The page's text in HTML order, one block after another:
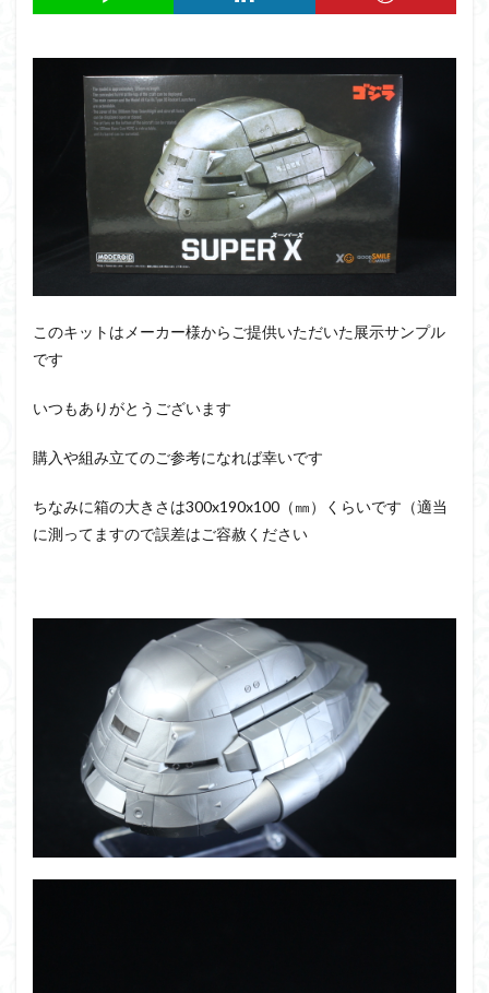
このキットはメーカー様からご提供いただいた展示サンプル
です
いつもありがとうございます
購入や組み立てのご参考になれば幸いです
ちなみに箱の大きさは300x190x100（㎜）くらいです（適当
に測ってますので誤差はご容赦ください
PUIPUI
Re incarnation Reincarnation
RG
SDCS SDEX SDW
SDWヒーローズ
SDガンダム
SDクロスシルエット
SDワールドヒーローズ
SEED
SEEDFREEDOM
show up
Supreme
ULTIMAGEAR
ULTRAMAN SUIT
Urdr-Hunt wave
くらくらの挑戦状2021
くらくらコンペ
くらくら・オブザデッドコンペ
くらくら塗装初めセット2022
アイドルマスターシャイニーカラーズ
アリス・ギア・アイギス
アーマードコア
エクスプローリングラボネイチャー
エルガイム
エンドオブヒーローズ
エヴァ
エヴァンゲリオン
オリジン
オルフェンズ
オーガス
ガオガイガー
ガンダム
ガンダムSEED
ガンダムW
ガンダムアーティファクト
ガンダムＳＥＥＤ
ガンプラ
ガンプラレビュー
ガンｘソード
ガールガンレディ
クウガ
ククルスドアン
クロスシルエット
グッドスマイルカンパニー
グランゾート
ゲッター